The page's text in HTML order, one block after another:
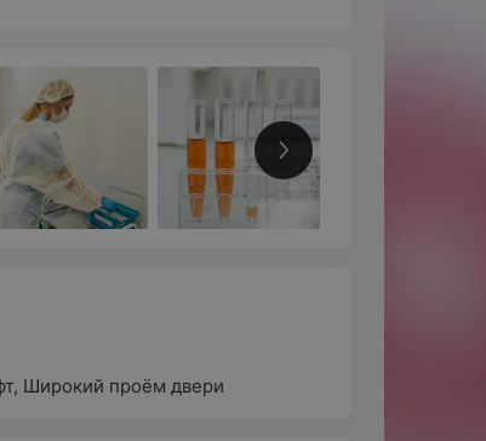
, Широкий проём двери